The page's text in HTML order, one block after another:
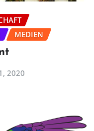
MEDIEN
2020